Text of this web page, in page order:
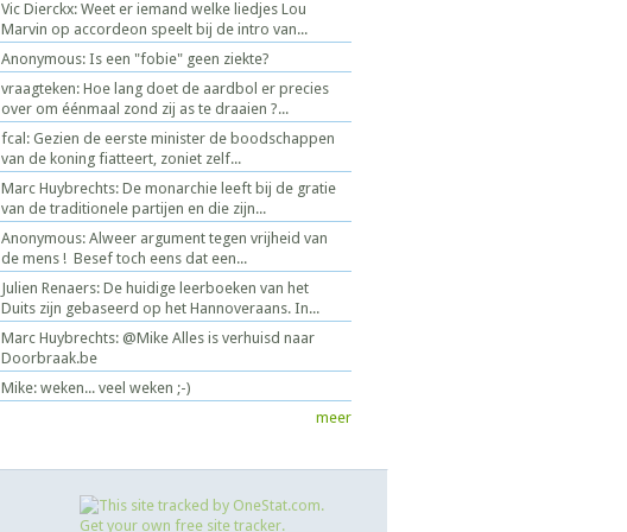
Vic Dierckx: Weet er iemand welke liedjes Lou
Marvin op accordeon speelt bij de intro van...
Anonymous: Is een "fobie" geen ziekte?
vraagteken: Hoe lang doet de aardbol er precies
over om éénmaal zond zij as te draaien ?...
fcal: Gezien de eerste minister de boodschappen
van de koning fiatteert, zoniet zelf...
Marc Huybrechts: De monarchie leeft bij de gratie
van de traditionele partijen en die zijn...
Anonymous: Alweer argument tegen vrijheid van
de mens ! Besef toch eens dat een...
Julien Renaers: De huidige leerboeken van het
Duits zijn gebaseerd op het Hannoveraans. In...
Marc Huybrechts: @Mike Alles is verhuisd naar
Doorbraak.be
Mike: weken... veel weken ;-)
meer